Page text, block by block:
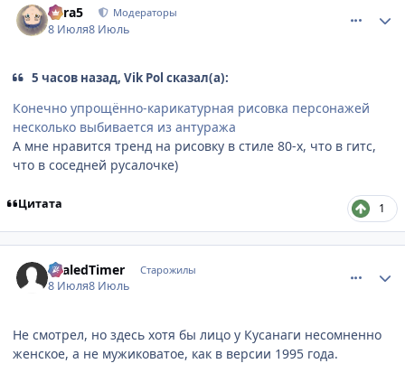
Mira5 Модераторы
8 Июля8 Июль
5 часов назад, Vik Pol сказал(а):
Конечно упрощённо-карикатурная рисовка персонажей
несколько выбивается из антуража
А мне нравится тренд на рисовку в стиле 80-х, что в гитс,
что в соседней русалочке)
Цитата 1
SealedTimer Старожилы
8 Июля8 Июль
Не смотрел, но здесь хотя бы лицо у Кусанаги несомненно
женское, а не мужиковатое, как в версии 1995 года.